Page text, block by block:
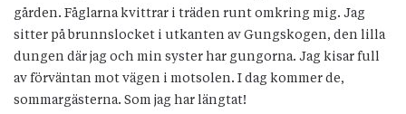
gården. Fåglarna kvittrar i träden runt omkring mig. Jag
sitter på brunnslocket i utkanten av Gungskogen, den lilla
dungen där jag och min syster har gungorna. Jag kisar full
av förväntan mot vägen i motsolen. I dag kommer de,
sommargästerna. Som jag har längtat!